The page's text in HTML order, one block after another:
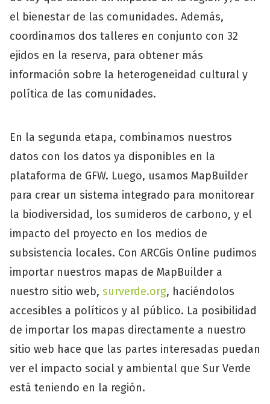
el bienestar de las comunidades. Además,
coordinamos dos talleres en conjunto con 32
ejidos en la reserva, para obtener más
información sobre la heterogeneidad cultural y
política de las comunidades.
En la segunda etapa, combinamos nuestros
datos con los datos ya disponibles en la
plataforma de GFW. Luego, usamos MapBuilder
para crear un sistema integrado para monitorear
la biodiversidad, los sumideros de carbono, y el
impacto del proyecto en los medios de
subsistencia locales. Con ARCGis Online pudimos
importar nuestros mapas de MapBuilder a
nuestro sitio web, surverde.org, haciéndolos
accesibles a políticos y al público. La posibilidad
de importar los mapas directamente a nuestro
sitio web hace que las partes interesadas puedan
ver el impacto social y ambiental que Sur Verde
está teniendo en la región.